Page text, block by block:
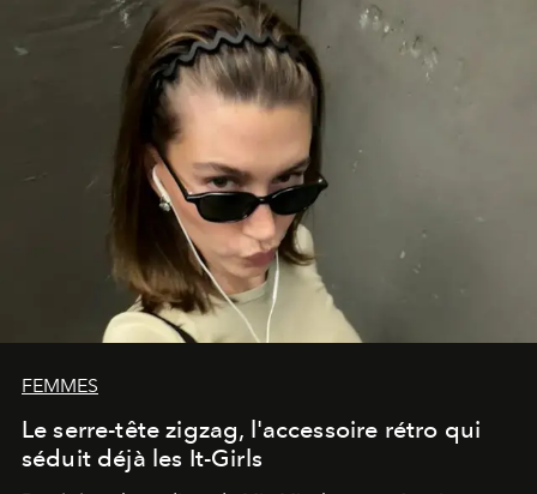
FEMMES
Le serre-tête zigzag, l'accessoire rétro qui
séduit déjà les It-Girls